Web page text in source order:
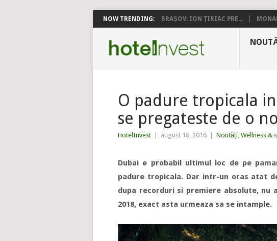
NOW TRENDING: BRAȘOV: ION ȚIRIAC PRE...
O padure tropicala
se pregateste de o
HotelInvest august 18, 2016 Noutăți, Wellness &
Dubai e probabil ultimul loc de pe
padure tropicala. Dar intr-un oras atat
dupa recorduri si premiere absolute,
2018, exact asta urmeaza sa se intample.